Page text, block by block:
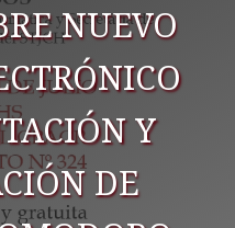
NUEVO
Y
DE